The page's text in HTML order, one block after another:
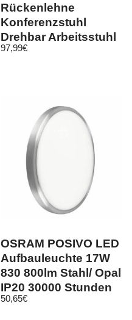
Rückenlehne
Konferenzstuhl
Drehbar Arbeitsstuhl
Armlehne 95-105cm
97,99€
OSRAM POSIVO LED
Aufbauleuchte 17W
830 800lm Stahl/ Opal
IP20 30000 Stunden
345x95mm.
50,65€